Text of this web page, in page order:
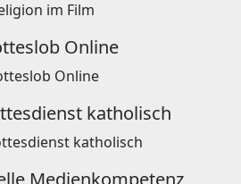
im Film
Online
katholisch